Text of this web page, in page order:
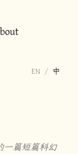
EN / 中
一篇短篇科幻